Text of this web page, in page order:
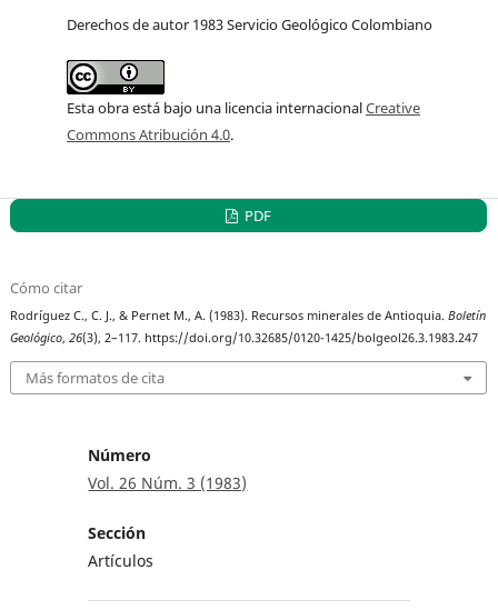
Derechos de autor 1983 Servicio Geológico Colombiano
Esta obra está bajo una licencia internacionalCreative
Commons Atribución 4.0.
PDF
Cómo citar
Rodríguez C., C. J., & Pernet M., A. (1983). Recursos minerales de Antioquia.Boletín
Geológico,26(3), 2–117. https://doi.org/10.32685/0120-1425/bolgeol26.3.1983.247
Más formatos de cita
Número
Vol. 26 Núm. 3 (1983)
Sección
Artículos